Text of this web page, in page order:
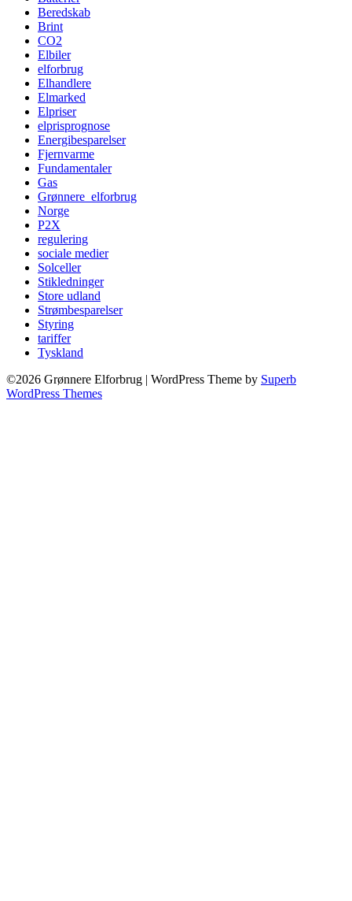
Beredskab
Brint
CO2
Elbiler
elforbrug
Elhandlere
Elmarked
Elpriser
elprisprognose
Energibesparelser
Fjernvarme
Fundamentaler
Gas
Grønnere_elforbrug
Norge
P2X
regulering
sociale medier
Solceller
Stikledninger
Store udland
Strømbesparelser
Styring
tariffer
Tyskland
©2026 Grønnere Elforbrug | WordPress Theme by Superb
WordPress Themes